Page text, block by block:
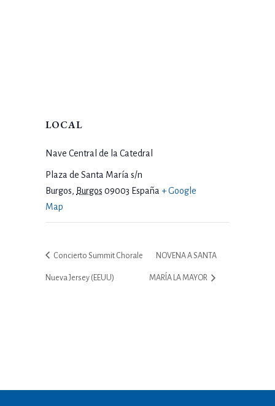
LOCAL
Nave Central de la Catedral
Plaza de Santa María s/n
Burgos, Burgos 09003 España + Google
Map
Concierto Summit Chorale
Nueva Jersey (EEUU)
NOVENA A SANTA
MARÍA LA MAYOR